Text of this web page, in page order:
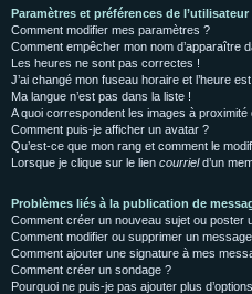
Paramètres et préférences de l’utilisateur
Comment modifier mes paramètres ?
Comment empêcher mon nom d’apparaître
Les heures ne sont pas correctes !
J’ai changé mon fuseau horaire et l’heure
Ma langue n’est pas dans la liste !
A quoi correspondent les images à proximité
Comment puis-je afficher un avatar ?
Qu’est-ce que mon rang et comment le
Lorsque je clique sur le lien courrield’un
Problèmes liés à la publication de
Comment créer un nouveau sujet ou poster
Comment modifier ou supprimer un
Comment ajouter une signature à mes
Comment créer un sondage ?
Pourquoi ne puis-je pas ajouter plus